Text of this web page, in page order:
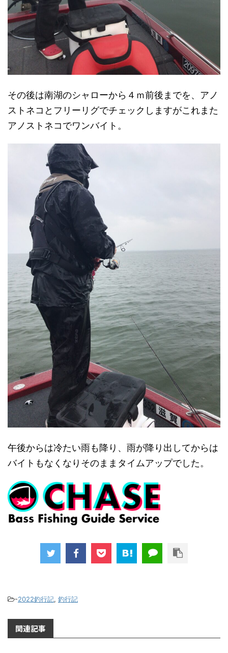
その後は南湖のシャローから４ｍ前後までを、アノ
ストネコとフリーリグでチェックしますがこれまた
アノストネコでワンバイト。
午後からは冷たい雨も降り、雨が降り出してからは
バイトもなくなりそのままタイムアップでした。
-2022釣行記, 釣行記
関連記事